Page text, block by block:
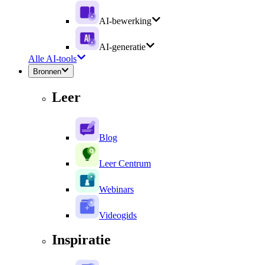
AI-bewerking
AI-generatie
Alle AI-tools
Bronnen
Leer
Blog
Leer Centrum
Webinars
Videogids
Inspiratie